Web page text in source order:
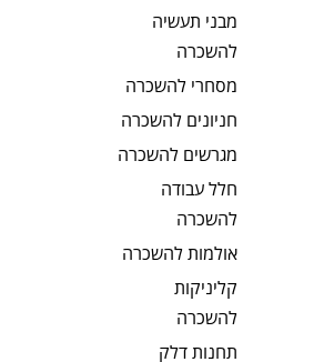
מבני תעשיה
להשכרה
מסחרי להשכרה
חניונים להשכרה
מגרשים להשכרה
חלל עבודה
להשכרה
אולמותלהשכרה
קליניקות
להשכרה
תחנות דלק